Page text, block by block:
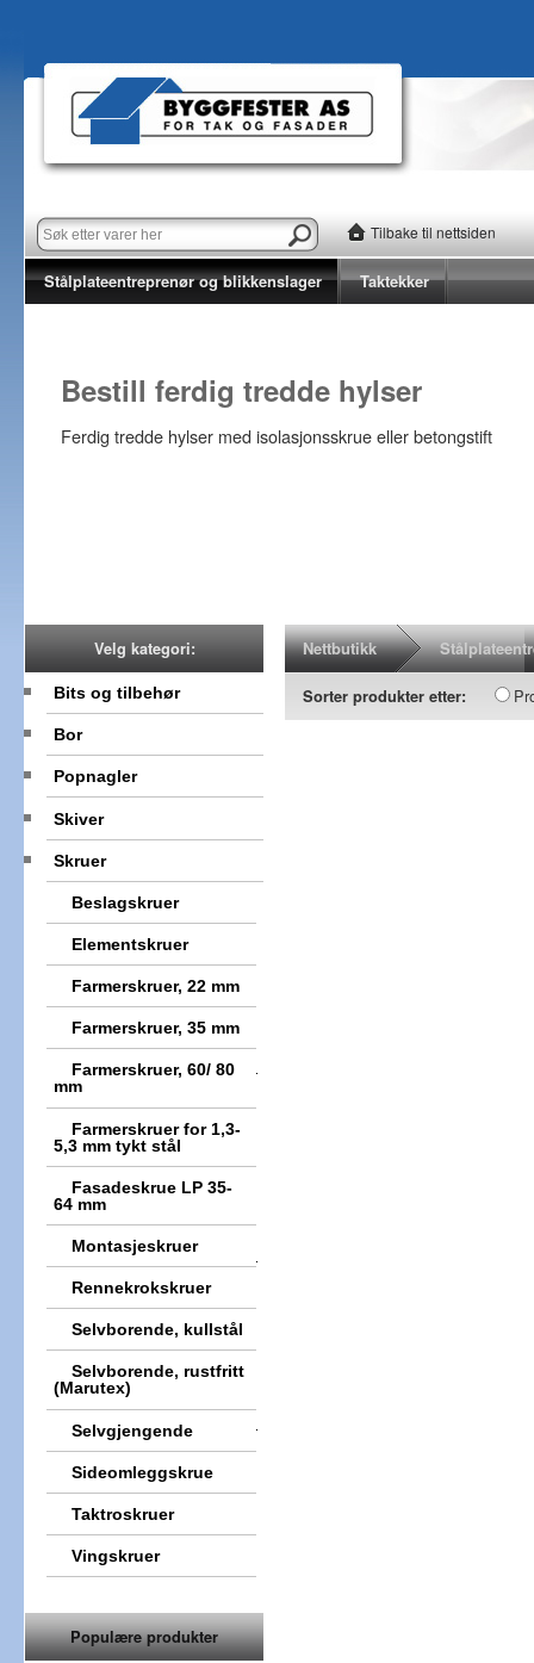
Tilbake til nettsiden
Stålplateentreprenør og blikkenslager Taktekker
Bestill ferdig tredde hylser
Ferdig tredde hylser med isolasjonsskrue eller betongstift
Velg kategori:
Bits og tilbehør
Bor
Popnagler
Skiver
Skruer
Beslagskruer
Elementskruer
Farmerskruer, 22 mm
Farmerskruer, 35 mm
Farmerskruer, 60/ 80
mm
Farmerskruer for 1,3-
5,3 mm tykt stål
Fasadeskrue LP 35-
64 mm
Montasjeskruer
Rennekrokskruer
Selvborende, kullstål
Selvborende, rustfritt
(Marutex)
Selvgjengende
Sideomleggskrue
Taktroskruer
Vingskruer
Populære produkter
Nettbutikk
Sorter produkter etter: